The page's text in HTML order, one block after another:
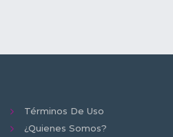
Términos De Uso
¿Quienes Somos?